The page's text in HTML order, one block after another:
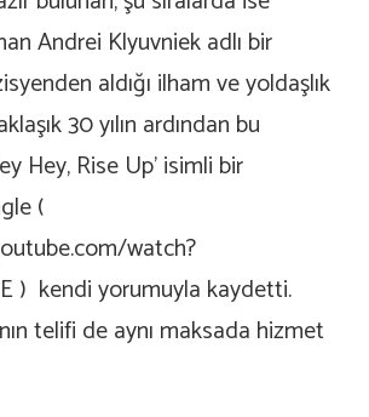
Andrei Klyuvniek adlı bir
aldığı ilham ve yoldaşlık
30 yılın ardından bu
Hey, Rise Up’ isimli bir
(
watch?
) kendi yorumuyla kaydetti.
telifi de aynı maksada hizmet